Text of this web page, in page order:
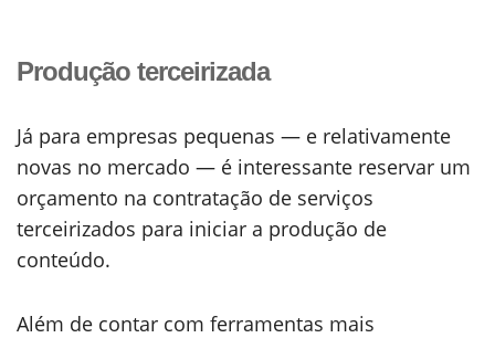
Produção terceirizada
Já para empresas pequenas — e relativamente
novas no mercado — é interessante reservar um
orçamento na contratação de serviços
terceirizados para iniciar a produção de
conteúdo.
Além de contar com ferramentas mais